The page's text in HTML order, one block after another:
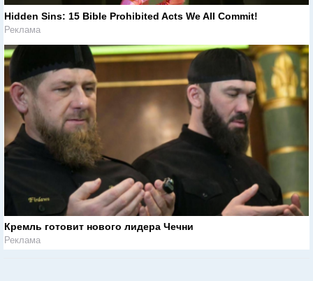
Hidden Sins: 15 Bible Prohibited Acts We All Commit!
Реклама
Кремль готовит нового лидера Чечни
Реклама